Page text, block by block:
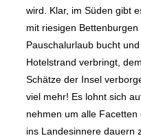
wird. Klar, im Süden gibt
mit riesigen
Pauschalurlaub bucht
Hotelstrand verbringt,
Schätze der Insel
viel mehr! Es lohnt sich
nehmen um alle
ins Landesinnere dauern